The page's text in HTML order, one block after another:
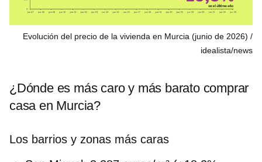
Evolución del precio de la vivienda en Murcia (junio de 2026)
idealista/news
¿Dónde es más caro y más barato comprar
casa en Murcia?
Los barrios y zonas más caras